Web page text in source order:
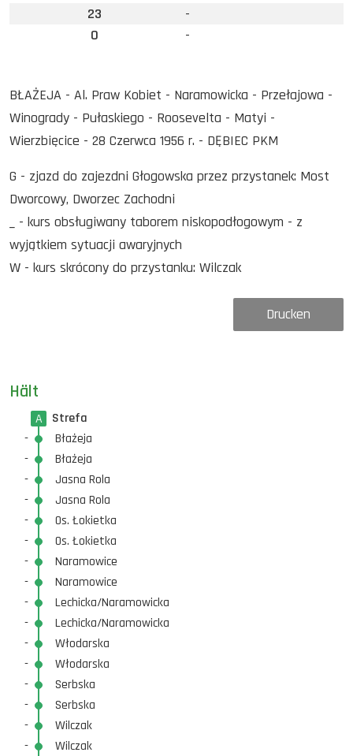
Hält
A
Strefa
-
Błażeja
-
Błażeja
-
Jasna Rola
-
Jasna Rola
-
Os. Łokietka
-
Os. Łokietka
-
Naramowice
-
Naramowice
-
Lechicka/Naramowicka
-
Lechicka/Naramowicka
-
Włodarska
-
Włodarska
-
Serbska
-
Serbska
-
Wilczak
-
Wilczak
23
-
0
-
BŁAŻEJA - Al. Praw Kobiet - Naramowicka - Przełajowa -
Winogrady - Pułaskiego - Roosevelta - Matyi -
Wierzbięcice - 28 Czerwca 1956 r. - DĘBIEC PKM
G - zjazd do zajezdni Głogowska przez przystanek: Most
Dworcowy, Dworzec Zachodni
_ - kurs obsługiwany taborem niskopodłogowym - z
wyjątkiem sytuacji awaryjnych
W - kurs skrócony do przystanku: Wilczak
Drucken